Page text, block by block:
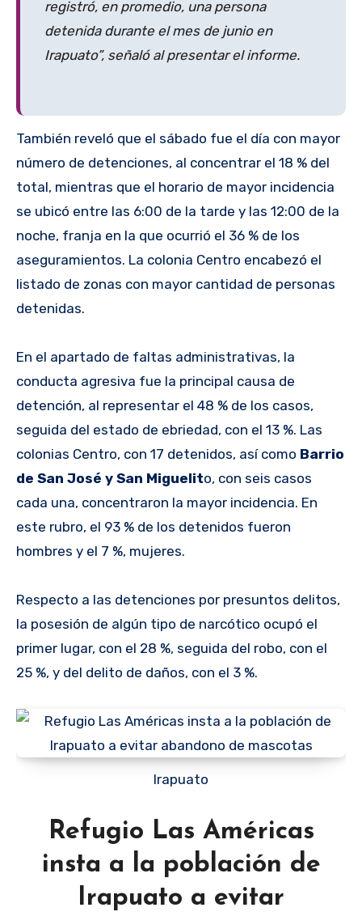
registró, en promedio, una persona
detenida durante el mes de junio en
Irapuato”, señaló al presentar el informe.
También reveló que el sábado fue el día con mayor
número de detenciones, al concentrar el 18 % del
total, mientras que el horario de mayor incidencia
se ubicó entre las 6:00 de la tarde y las 12:00 de la
noche, franja en la que ocurrió el 36 % de los
aseguramientos. La colonia Centro encabezó el
listado de zonas con mayor cantidad de personas
detenidas.
En el apartado de faltas administrativas, la
conducta agresiva fue la principal causa de
detención, al representar el 48 % de los casos,
seguida del estado de ebriedad, con el 13 %. Las
colonias Centro, con 17 detenidos, así como Barrio
de San José y San Miguelito, con seis casos
cada una, concentraron la mayor incidencia. En
este rubro, el 93 % de los detenidos fueron
hombres y el 7 %, mujeres.
Respecto a las detenciones por presuntos delitos,
la posesión de algún tipo de narcótico ocupó el
primer lugar, con el 28 %, seguida del robo, con el
25 %, y del delito de daños, con el 3 %.
Irapuato
Refugio Las Américas
insta a la población de
Irapuato a evitar